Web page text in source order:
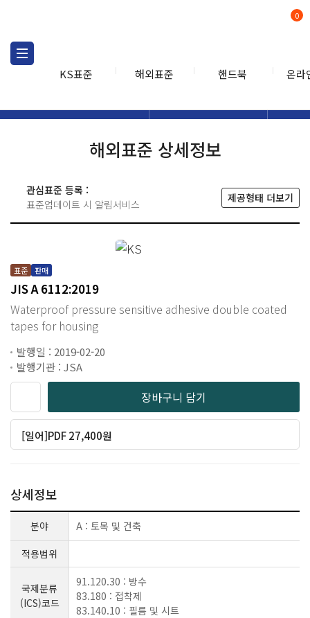
KS표준 해외표준 핸드북 온라
0
해외표준 상세정보
관심표준 등록 :
표준업데이트 시 알림서비스
제공형태 더보기
표준 판매
JIS A 6112:2019
Waterproof pressure sensitive adhesive double coated
tapes for housing
발행일 : 2019-02-20
발행기관 : JSA
장바구니 담기
[일어]PDF 27,400원
상세정보
분야
A : 토목 및 건축
적용범위
국제분류
(ICS)코드
91.120.30 : 방수
83.180 : 접착제
83.140.10 : 필름 및 시트